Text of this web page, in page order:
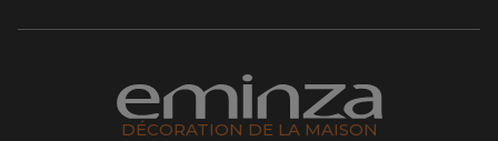
DÉCORATION DE LA MAISON